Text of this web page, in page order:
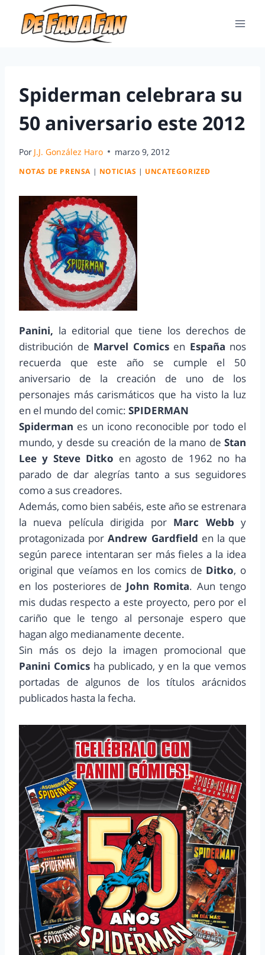
Spiderman celebrara su
50 aniversario este 2012
Por J.J. González Haro marzo 9, 2012
NOTAS DE PRENSA | NOTICIAS | UNCATEGORIZED
Panini, la editorial que tiene los derechos de
distribución de Marvel Comicsen España nos
recuerda que este año se cumple el 50
aniversario de la creación de uno de los
personajes más carismáticos que ha visto la luz
en el mundo del comic: SPIDERMAN
Spiderman es un icono reconocible por todo el
mundo, y desde su creación de la mano de Stan
Lee y Steve Ditko en agosto de 1962 no ha
parado de dar alegrías tanto a sus seguidores
como a sus creadores.
Además, como bien sabéis, este año se estrenara
la nueva película dirigida por Marc Webb y
protagonizada porAndrew Gardfield en la que
según parece intentaran ser más fieles a la idea
original que veíamos en los comics de Ditko, o
en los posteriores de John Romita. Aun tengo
mis dudas respecto a este proyecto, pero por el
cariño que le tengo al personaje espero que
hagan algo medianamente decente.
Sin más os dejo la imagen promocional que
Panini Comicsha publicado, y en la que vemos
portadas de algunos de los títulos arácnidos
publicados hasta la fecha.